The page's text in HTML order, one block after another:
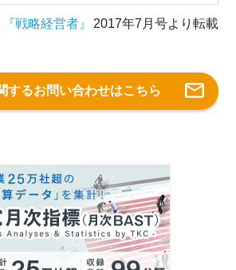
『戦略経営者』 2017年7月号より転載
するお問い合わせはこちら